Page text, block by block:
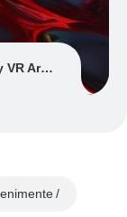
Week